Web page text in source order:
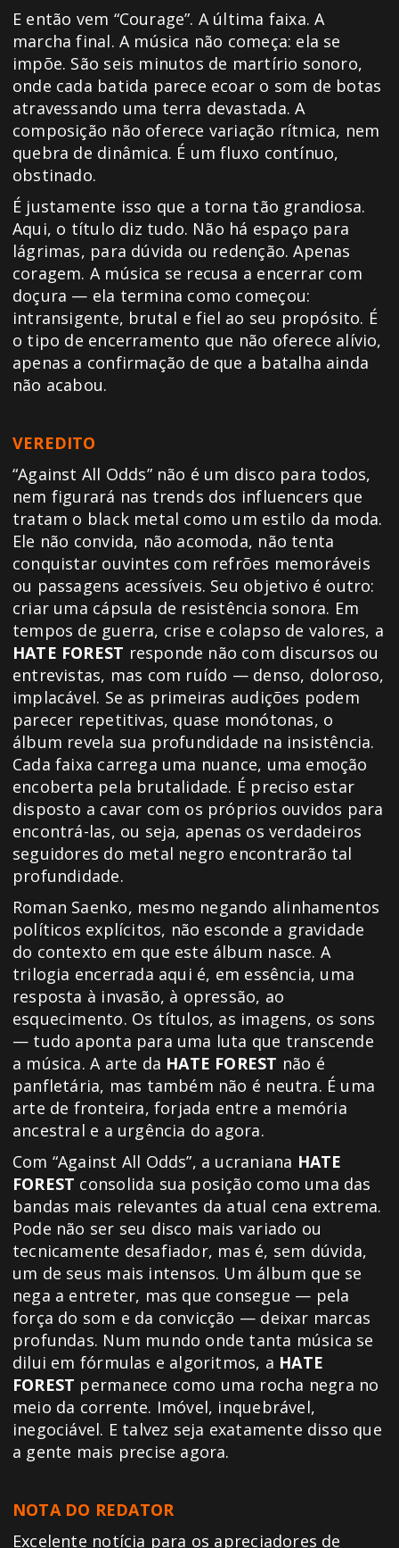
E então vem “Courage”. A última faixa. A
marcha final. A música não começa: ela se
impõe. São seis minutos de martírio sonoro,
onde cada batida parece ecoar o som de botas
atravessando uma terra devastada. A
composição não oferece variação rítmica, nem
quebra de dinâmica. É um fluxo contínuo,
obstinado.
É justamente isso que a torna tão grandiosa.
Aqui, o título diz tudo. Não há espaço para
lágrimas, para dúvida ou redenção. Apenas
coragem. A música se recusa a encerrar com
doçura — ela termina como começou:
intransigente, brutal e fiel ao seu propósito. É
o tipo de encerramento que não oferece alívio,
apenas a confirmação de que a batalha ainda
não acabou.
VEREDITO
“Against All Odds” não é um disco para todos,
nem figurará nas trends dos influencers que
tratam o black metal como um estilo da moda.
Ele não convida, não acomoda, não tenta
conquistar ouvintes com refrões memoráveis
ou passagens acessíveis. Seu objetivo é outro:
criar uma cápsula de resistência sonora. Em
tempos de guerra, crise e colapso de valores, a
HATE FOREST responde não com discursos ou
entrevistas, mas com ruído — denso, doloroso,
implacável. Se as primeiras audições podem
parecer repetitivas, quase monótonas, o
álbum revela sua profundidade na insistência.
Cada faixa carrega uma nuance, uma emoção
encoberta pela brutalidade. É preciso estar
disposto a cavar com os próprios ouvidos para
encontrá-las, ou seja, apenas os verdadeiros
seguidores do metal negro encontrarão tal
profundidade.
Roman Saenko, mesmo negando alinhamentos
políticos explícitos, não esconde a gravidade
do contexto em que este álbum nasce. A
trilogia encerrada aqui é, em essência, uma
resposta à invasão, à opressão, ao
esquecimento. Os títulos, as imagens, os sons
— tudo aponta para uma luta que transcende
a música. A arte da HATE FOREST não é
panfletária, mas também não é neutra. É uma
arte de fronteira, forjada entre a memória
ancestral e a urgência do agora.
Com “Against All Odds”, a ucraniana HATE
FOREST consolida sua posição como uma das
bandas mais relevantes da atual cena extrema.
Pode não ser seu disco mais variado ou
tecnicamente desafiador, mas é, sem dúvida,
um de seus mais intensos. Um álbum que se
nega a entreter, mas que consegue — pela
força do som e da convicção — deixar marcas
profundas. Num mundo onde tanta música se
dilui em fórmulas e algoritmos, a HATE
FOREST permanece como uma rocha negra no
meio da corrente. Imóvel, inquebrável,
inegociável. E talvez seja exatamente disso que
a gente mais precise agora.
NOTA DO REDATOR
Excelente notícia para os apreciadores de